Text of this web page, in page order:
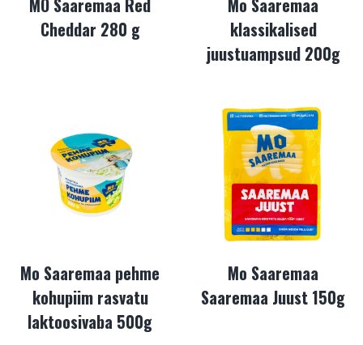
MO Saaremaa Red
Cheddar 280 g
Mo Saaremaa
klassikalised
juustuampsud 200g
Mo Saaremaa pehme
kohupiim rasvatu
laktoosivaba 500g
Mo Saaremaa
Saaremaa Juust 150g